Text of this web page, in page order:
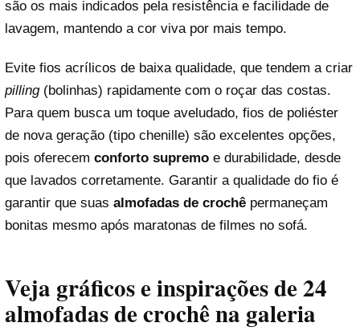
são os mais indicados pela resistência e facilidade de
lavagem, mantendo a cor viva por mais tempo.
Evite fios acrílicos de baixa qualidade, que tendem a criar
pilling(bolinhas) rapidamente com o roçar das costas.
Para quem busca um toque aveludado, fios de poliéster
de nova geração (tipo chenille) são excelentes opções,
pois oferecem conforto supremo e durabilidade, desde
que lavados corretamente. Garantir a qualidade do fio é
garantir que suas almofadas de crochê permaneçam
bonitas mesmo após maratonas de filmes no sofá.
Veja gráficos e inspirações de 24
almofadas de crochê na galeria